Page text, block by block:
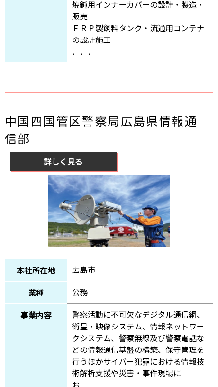
焼鈍用インナーカバーの設計・製造・
販売
ＦＲＰ製飼料タンク・流通用コンテナ
の設計施工
．．．
中国四国管区警察局広島県情報通
信部
詳しく見る
本社所在地
広島市
業種
公務
事業内容
警察活動に不可欠なデジタル通信網、
衛星・映像システム、情報ネットワー
クシステム、警察無線及び警察電話な
どの情報通信基盤の構築、保守管理を
行うほかサイバー犯罪における情報技
術解析支援や災害・事件現場に
お．．．